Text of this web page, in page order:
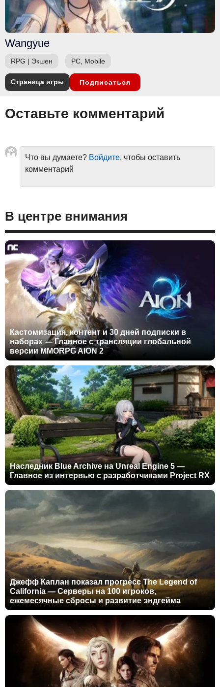
Wangyue
RPG | Экшен PC, Mobile
Страница игры Подписаться
Оставьте комментарий
Что вы думаете? Войдите, чтобы оставить
комментарий
В центре внимания
Кастомизация, контент и 30 дней подписки в
наборах — Главное с трансляции глобальной
версии MMORPG AION 2
Наследник Blue Archive на Unreal Engine 5 —
Главное из интервью с разработчиками Project RX
Джефф Каплан показал прогресс The Legend of
California — Серверы на 100 игроков,
ежемесячные сбросы и развитие эндгейма